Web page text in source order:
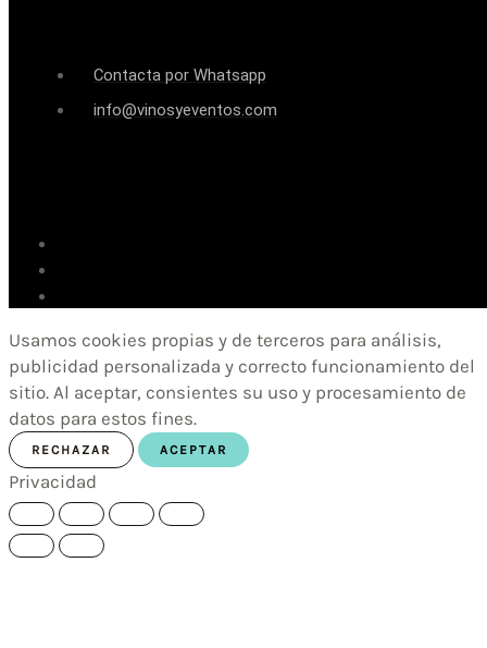
Contacta por Whatsapp
info@vinosyeventos.com
Usamos cookies propias y de terceros para análisis,
publicidad personalizada y correcto funcionamiento del
sitio. Al aceptar, consientes su uso y procesamiento de
datos para estos fines.
RECHAZAR ACEPTAR
Privacidad